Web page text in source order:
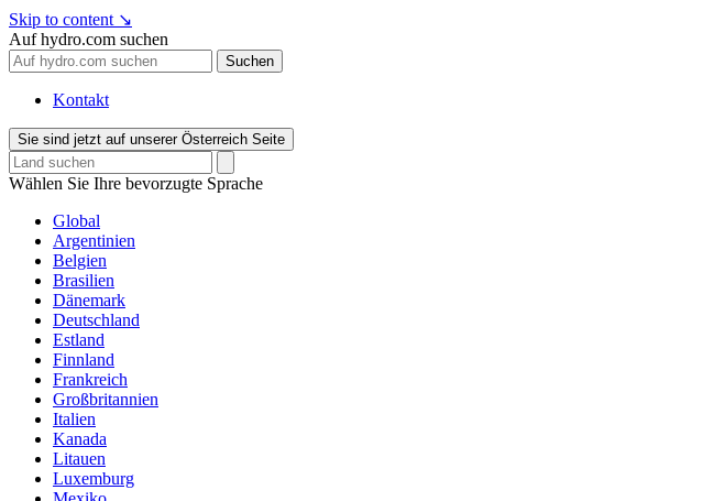
Skip to content ↘
Auf hydro.com suchen
Suchen
Kontakt
Sie sind jetzt auf unserer Österreich Seite
Wählen Sie Ihre bevorzugte Sprache
Global
Argentinien
Belgien
Brasilien
Dänemark
Deutschland
Estland
Finnland
Frankreich
Großbritannien
Italien
Kanada
Litauen
Luxemburg